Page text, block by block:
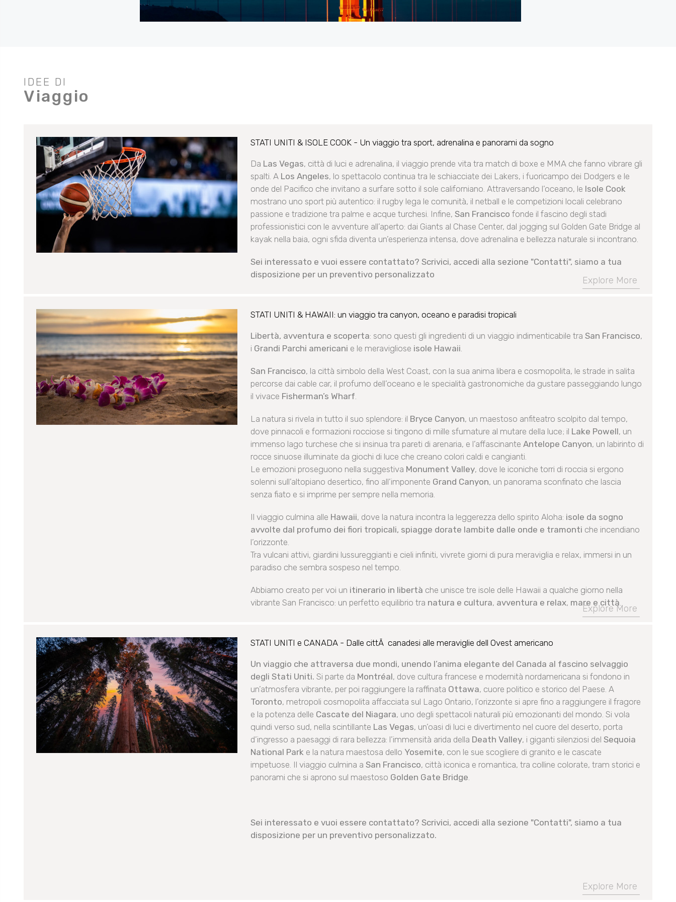
IDEE DI
Viaggio
STATI UNITI & ISOLE COOK - Un viaggio tra sport, adrenalina e panorami da sogno
Da Las Vegas, città di luci e adrenalina, il viaggio prende vita tra match di boxe e MMA che fanno vibrare gli
spalti. A Los Angeles, lo spettacolo continua tra le schiacciate dei Lakers, i fuoricampo dei Dodgers e le
onde del Pacifico che invitano a surfare sotto il sole californiano. Attraversando l’oceano, le Isole Cook
mostrano uno sport più autentico: il rugby lega le comunità, il netball e le competizioni locali celebrano
passione e tradizione tra palme e acque turchesi. Infine, San Francisco fonde il fascino degli stadi
professionistici con le avventure all’aperto: dai Giants al Chase Center, dal jogging sul Golden Gate Bridge al
kayak nella baia, ogni sfida diventa un’esperienza intensa, dove adrenalina e bellezza naturale si incontrano.
Sei interessato e vuoi essere contattato? Scrivici, accedi alla sezione "Contatti", siamo a tua
disposizione per un preventivo personalizzato
Explore More
STATI UNITI & HAWAII: un viaggio tra canyon, oceano e paradisi tropicali
Libertà, avventura e scoperta: sono questi gli ingredienti di un viaggio indimenticabile tra San Francisco,
i Grandi Parchi americani e le meravigliose isole Hawaii.
San Francisco, la città simbolo della West Coast, con la sua anima libera e cosmopolita, le strade in salita
percorse dai cable car, il profumo dell’oceano e le specialità gastronomiche da gustare passeggiando lungo
il vivace Fisherman’s Wharf.
La natura si rivela in tutto il suo splendore: il Bryce Canyon, un maestoso anfiteatro scolpito dal tempo,
dove pinnacoli e formazioni rocciose si tingono di mille sfumature al mutare della luce; il Lake Powell, un
immenso lago turchese che si insinua tra pareti di arenaria, e l’affascinante Antelope Canyon, un labirinto di
rocce sinuose illuminate da giochi di luce che creano colori caldi e cangianti.
Le emozioni proseguono nella suggestiva Monument Valley, dove le iconiche torri di roccia si ergono
solenni sull’altopiano desertico, fino all’imponente Grand Canyon, un panorama sconfinato che lascia
senza fiato e si imprime per sempre nella memoria.
Il viaggio culmina alle Hawaii, dove la natura incontra la leggerezza dello spirito Aloha: isole da sogno
avvolte dal profumo dei fiori tropicali, spiagge dorate lambite dalle onde e tramonti che incendiano
l’orizzonte.
Tra vulcani attivi, giardini lussureggianti e cieli infiniti, vivrete giorni di pura meraviglia e relax, immersi in un
paradiso che sembra sospeso nel tempo.
Abbiamo creato per voi un itinerario in libertà che unisce tre isole delle Hawaii a qualche giorno nella
vibrante San Francisco: un perfetto equilibrio tra natura e cultura, avventura e relax, mare e città.
Explore More
STATI UNITI e CANADA - Dalle cittÃ canadesi alle meraviglie dell Ovest americano
Un viaggio che attraversa due mondi, unendo l’anima elegante del Canada al fascino selvaggio
degli Stati Uniti. Si parte da Montréal, dove cultura francese e modernità nordamericana si fondono in
un’atmosfera vibrante, per poi raggiungere la raffinata Ottawa, cuore politico e storico del Paese. A
Toronto, metropoli cosmopolita affacciata sul Lago Ontario, l’orizzonte si apre fino a raggiungere il fragore
e la potenza delle Cascate del Niagara, uno degli spettacoli naturali più emozionanti del mondo. Si vola
quindi verso sud, nella scintillante Las Vegas, un’oasi di luci e divertimento nel cuore del deserto, porta
d’ingresso a paesaggi di rara bellezza: l’immensità arida della Death Valley, i giganti silenziosi del Sequoia
National Park e la natura maestosa dello Yosemite, con le sue scogliere di granito e le cascate
impetuose. Il viaggio culmina a San Francisco, città iconica e romantica, tra colline colorate, tram storici e
panorami che si aprono sul maestoso Golden Gate Bridge.
Sei interessato e vuoi essere contattato? Scrivici, accedi alla sezione "Contatti", siamo a tua
disposizione per un preventivo personalizzato.
Explore More